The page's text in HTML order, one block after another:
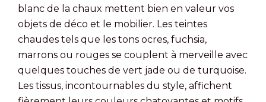
blanc de la chaux mettent bien en valeur vos
objets de déco et le mobilier. Les teintes
chaudes tels que les tons ocres, fuchsia,
marrons ou rouges se couplent à merveille avec
quelques touches de vert jade ou de turquoise.
Les tissus, incontournables du style, affichent